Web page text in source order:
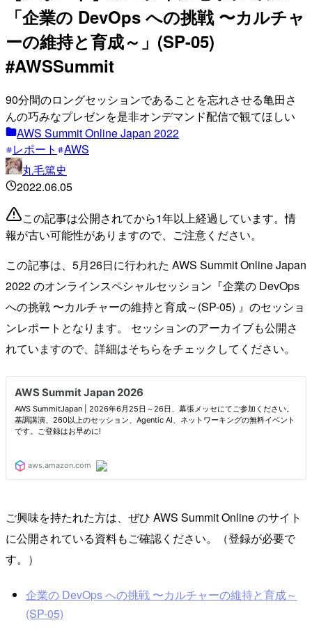
「企業の DevOps への挑戦 〜カルチャ
ーの維持と育成～」(SP-05)
#AWSSummit
90分間のロングセッションであることを忘れさせる亀田さ
んの巧みなプレゼンを是非オンデマンド配信で観てほしい
AWS Summit Online Japan 2022
レポート
AWS
丸毛篤史
2022.06.05
この記事は公開されてから1年以上経過しています。情
報が古い可能性がありますので、ご注意ください。
この記事は、5月26日に行われた AWS Summit Online Japan
2022 のオンラインスペシャルセッション『企業の DevOps
への挑戦 〜カルチャーの維持と育成～(SP-05) 』のセッショ
ンレポートとなります。 セッションのアーカイブも公開さ
れていますので、詳細はそちらをチェックしてください。
ご興味を持たれた方は、ぜひ AWS Summit Online のサイト
に公開されている資料もご確認ください。（登録が必要で
す。）
企業の DevOps への挑戦 〜カルチャーの維持と育成～
(SP-05)